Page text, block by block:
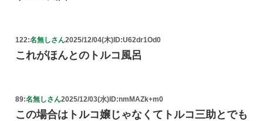
122:名無しさん2025/12/04(木) ID:U62dr1Od0
これがほんとのトルコ風呂
89:名無しさん2025/12/03(水) ID:nmMAZk+m0
この場合はトルコ嬢じゃなくてトルコ三助とでも